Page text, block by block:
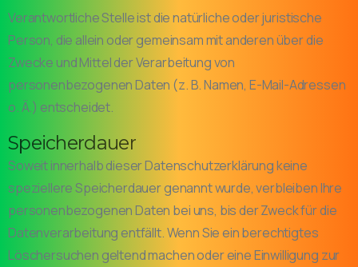
Verantwortliche Stelle ist die natürliche oder juristische
Person, die allein oder gemeinsam mit anderen über die
Zwecke und Mittel der Verarbeitung von
personenbezogenen Daten (z. B. Namen, E-Mail-Adressen
o. Ä.) entscheidet.
Speicherdauer
Soweit innerhalb dieser Datenschutzerklärung keine
speziellere Speicherdauer genannt wurde, verbleiben Ihre
personenbezogenen Daten bei uns, bis der Zweck für die
Datenverarbeitung entfällt. Wenn Sie ein berechtigtes
Löschersuchen geltend machen oder eine Einwilligung zur